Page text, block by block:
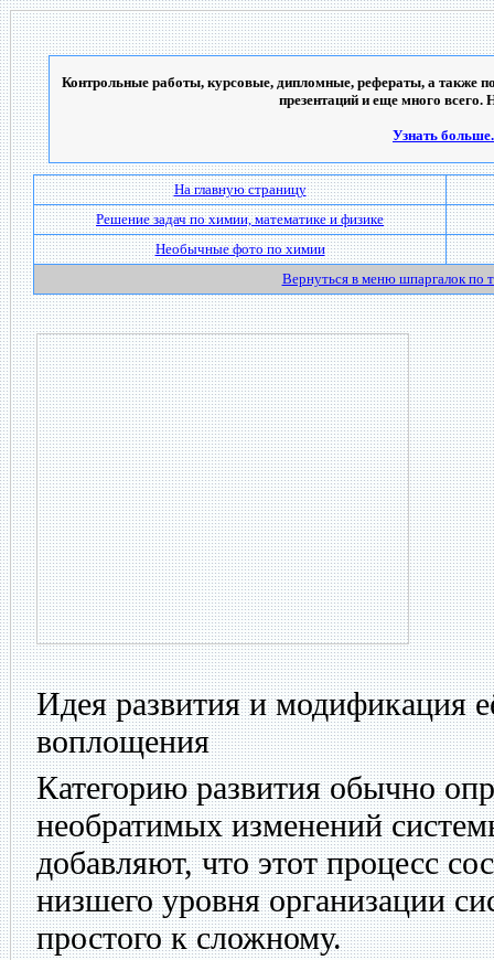
Контрольные работы, курсовые, дипломные, рефераты, а также
презентаций и еще много всего.
Узнать
На главную страницу
Решение задач по химии, математике и физике
Необычные фото по химии
Вернуться в меню шпаргалок по
Идея развития и модификация
воплощения
Категорию развития обычно
необратимых изменений
добавляют, что этот процесс
низшего уровня организации
простого к сложному.